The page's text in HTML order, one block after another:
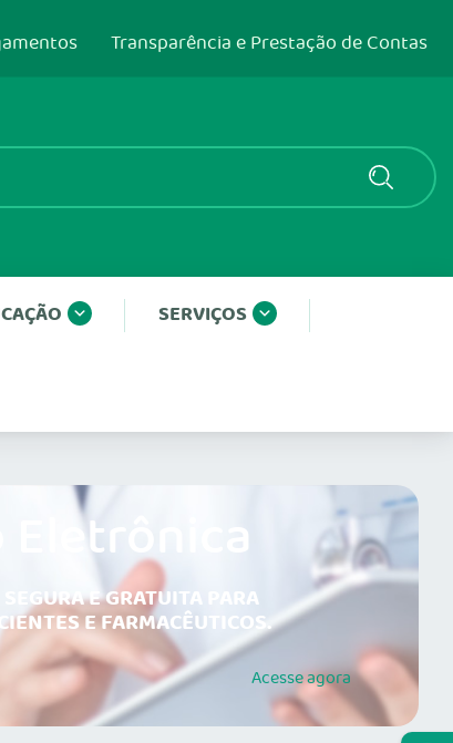
Transparência e Prestação de Contas
SERVIÇOS
E GRATUITA PARA
E FARMACÊUTICOS.
Acesseagora